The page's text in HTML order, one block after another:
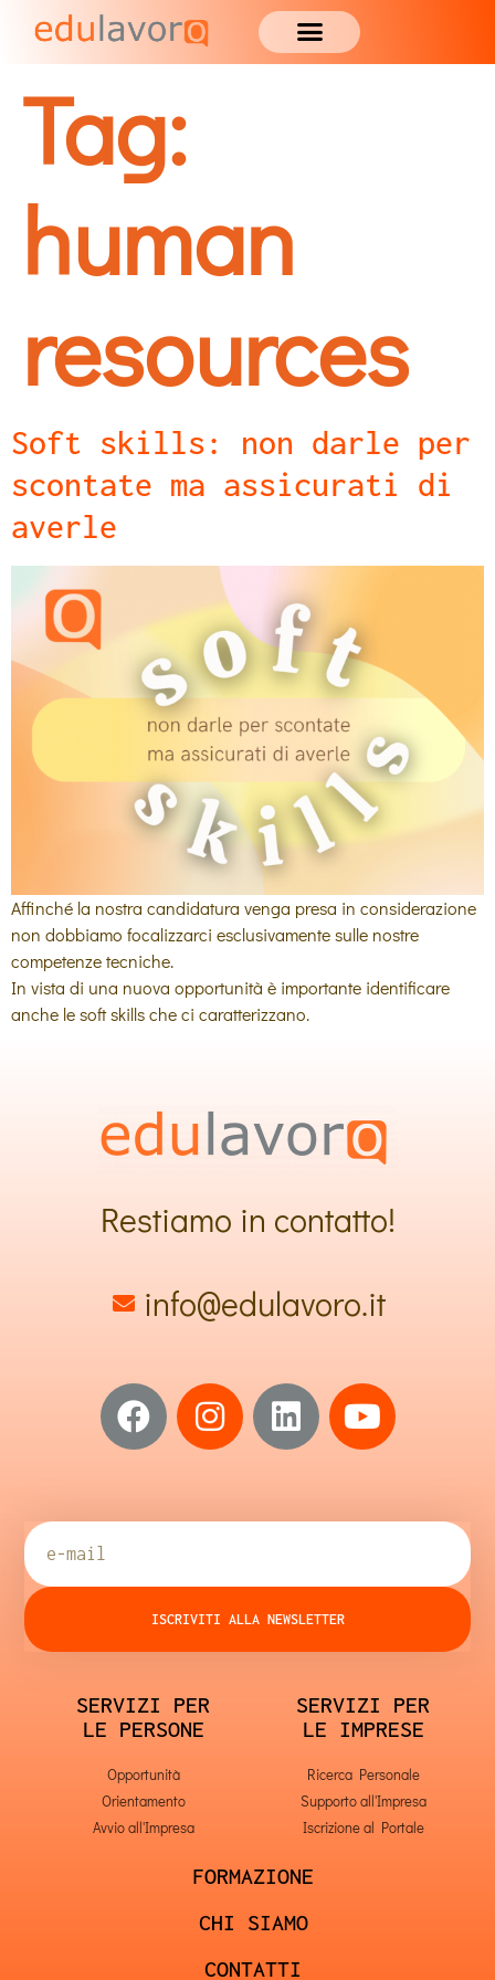
Tag:
human
resources
Soft skills: non darle per
scontate ma assicurati di
averle
Affinché la nostra candidatura venga presa in considerazione
non dobbiamo focalizzarci esclusivamente sulle nostre
competenze tecniche.
In vista di una nuova opportunità è importante identificare
anche le soft skills che ci caratterizzano.
Restiamo in contatto!
info@edulavoro.it
ISCRIVITI ALLA NEWSLETTER
SERVIZI PER
LE PERSONE
Opportunità
Orientamento
Avvio all'Impresa
SERVIZI PER
LE IMPRESE
Ricerca Personale
Supporto all'Impresa
Iscrizione al Portale
FORMAZIONE
CHI SIAMO
CONTATTI